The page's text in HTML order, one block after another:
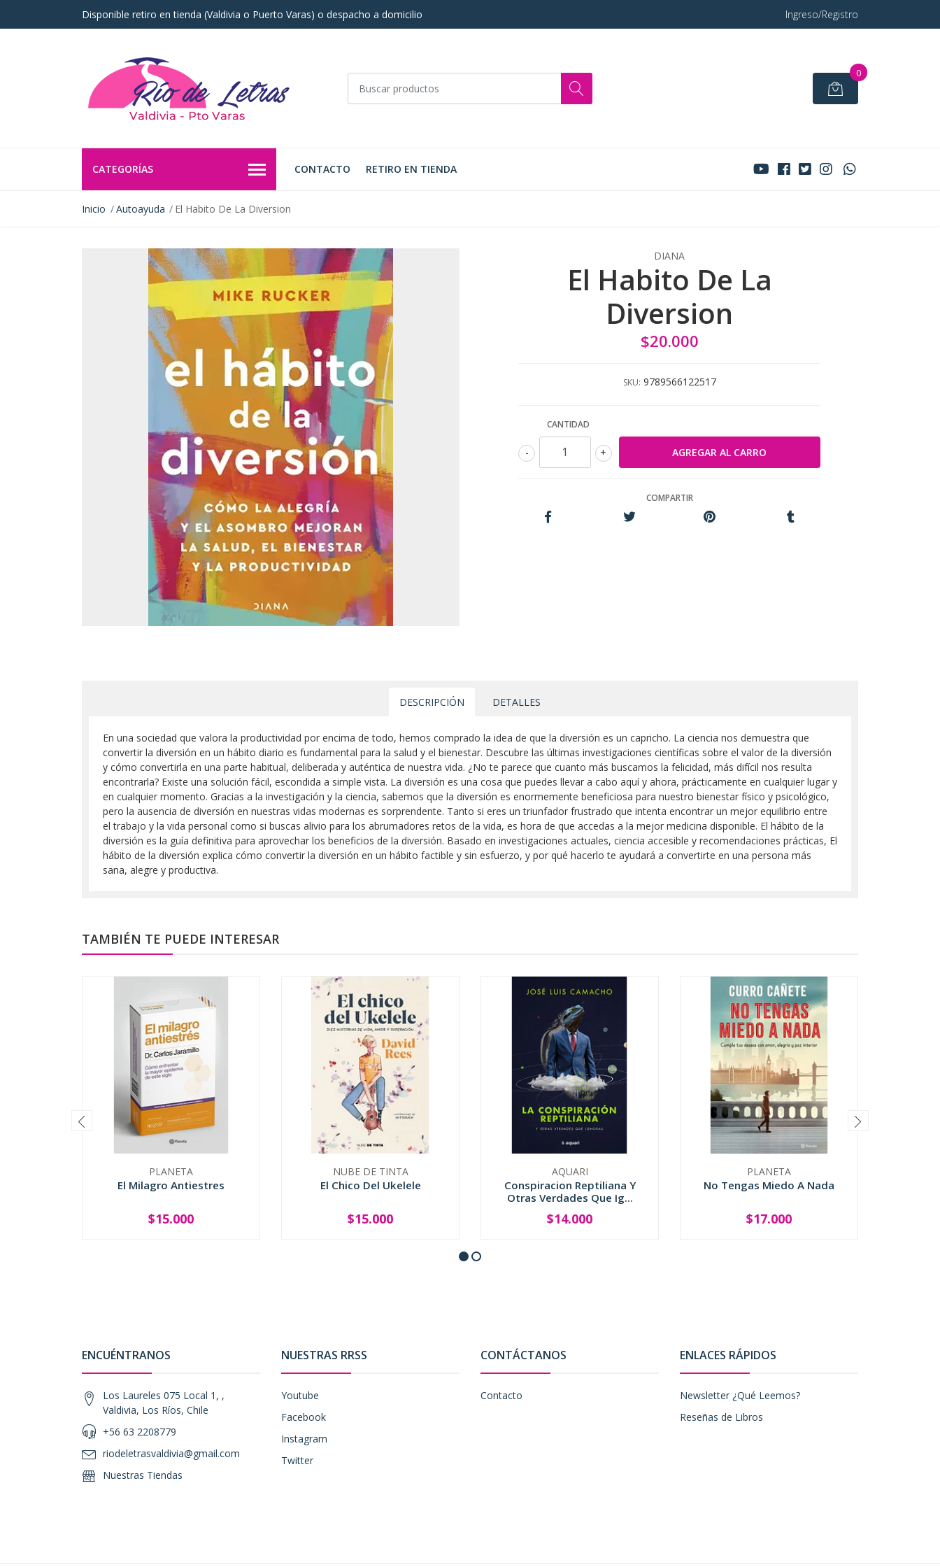
Disponible retiro en tienda (Valdivia o Puerto Varas) o despacho a domicilio Ingreso/Registro
0
CATEGORÍAS CONTACTO RETIRO EN TIENDA
Inicio Autoayuda El Habito De La Diversion
DIANA
El Habito De La
Diversion
$20.000
SKU: 9789566122517
CANTIDAD
+
-
COMPARTIR
DESCRIPCIÓN DETALLES
En una sociedad que valora la productividad por encima de todo, hemos comprado la idea de que la diversión es un capricho. La ciencia nos demuestra que
convertir la diversión en un hábito diario es fundamental para la salud y el bienestar. Descubre las últimas investigaciones científicas sobre el valor de la diversión
y cómo convertirla en una parte habitual, deliberada y auténtica de nuestra vida. ¿No te parece que cuanto más buscamos la felicidad, más difícil nos resulta
encontrarla? Existe una solución fácil, escondida a simple vista. La diversión es una cosa que puedes llevar a cabo aquí y ahora, prácticamente en cualquier lugar y
en cualquier momento. Gracias a la investigación y la ciencia, sabemos que la diversión es enormemente beneficiosa para nuestro bienestar físico y psicológico,
pero la ausencia de diversión en nuestras vidas modernas es sorprendente. Tanto si eres un triunfador frustrado que intenta encontrar un mejor equilibrio entre
el trabajo y la vida personal como si buscas alivio para los abrumadores retos de la vida, es hora de que accedas a la mejor medicina disponible. El hábito de la
diversión es la guía definitiva para aprovechar los beneficios de la diversión. Basado en investigaciones actuales, ciencia accesible y recomendaciones prácticas, El
hábito de la diversión explica cómo convertir la diversión en un hábito factible y sin esfuerzo, y por qué hacerlo te ayudará a convertirte en una persona más
sana, alegre y productiva.
TAMBIÉN TE PUEDE INTERESAR
PLANETA
El Milagro Antiestres
+
$15.000
NUBE DE TINTA
El Chico Del Ukelele
+
$15.000
AQUARI
Conspiracion Reptiliana Y
Otras Verdades Que Ig...
+
$14.000
PLANETA
No Tengas Miedo A Nada
+
$17.000
ENCUÉNTRANOS
Los Laureles 075 Local 1, ,
Valdivia, Los Ríos, Chile
+56 63 2208779
riodeletrasvaldivia@gmail.com
Nuestras Tiendas
NUESTRAS RRSS
Youtube
Facebook
Instagram
Twitter
CONTÁCTANOS
Contacto
ENLACES RÁPIDOS
Newsletter ¿Qué Leemos?
Reseñas de Libros